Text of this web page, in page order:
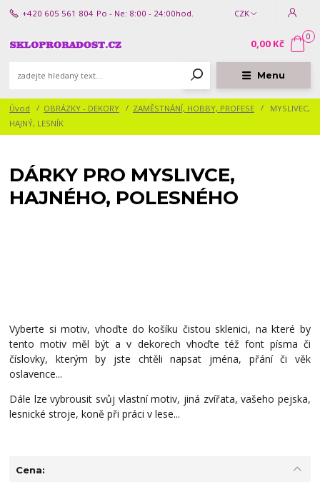
Menu
CZK
+420 605 561 804 Po - Ne: 8:00 - 24:00hod.
0
0,00 Kč
Úvod OBRÁZKY - DEKORY ZAMĚSTNÁNÍ, HOBBY, PROFESE
MYSLIVEC,
HAJNÝ, LESNÍK
DÁRKY PRO MYSLIVCE,
HAJNÉHO, POLESNÉHO
Vyberte si motiv, vhoďte do košíku čistou sklenici, na které by
tento motiv měl být a v dekorech vhoďte též font písma či
číslovky, kterým by jste chtěli napsat jména, přání či věk
oslavence...
Dále lze vybrousit svůj vlastní motiv, jiná zvířata, vašeho pejska,
lesnické stroje, koně při práci v lese...
Cena: